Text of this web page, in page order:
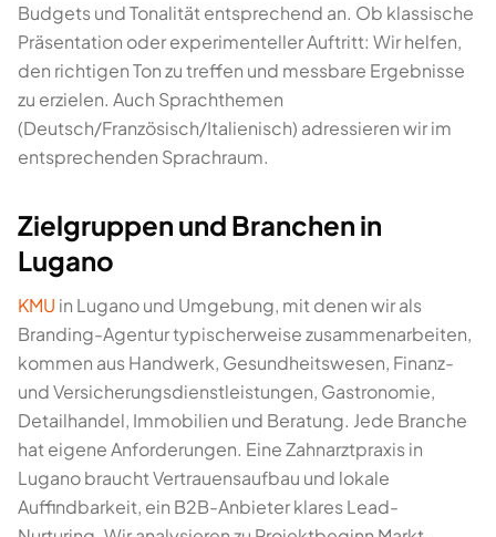
Budgets und Tonalität entsprechend an. Ob klassische
Präsentation oder experimenteller Auftritt: Wir helfen,
den richtigen Ton zu treffen und messbare Ergebnisse
zu erzielen. Auch Sprachthemen
(Deutsch/Französisch/Italienisch) adressieren wir im
entsprechenden Sprachraum.
Zielgruppen und Branchen in
Lugano
KMU in Lugano und Umgebung, mit denen wir als
Branding-Agentur typischerweise zusammenarbeiten,
kommen aus Handwerk, Gesundheitswesen, Finanz-
und Versicherungsdienstleistungen, Gastronomie,
Detailhandel, Immobilien und Beratung. Jede Branche
hat eigene Anforderungen. Eine Zahnarztpraxis in
Lugano braucht Vertrauensaufbau und lokale
Auffindbarkeit, ein B2B-Anbieter klares Lead-